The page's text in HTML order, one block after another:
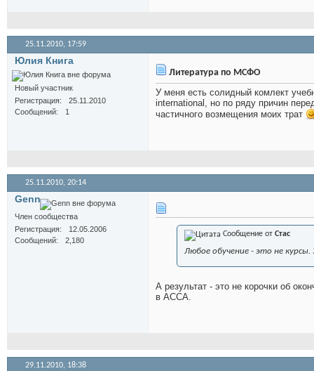
25.11.2010, 17:59
Юлия Книга
Новый участник
Регистрация
25.11.2010
Сообщений
1
Литература по МСФО
У меня есть солидный комлект
international, но по ряду причин
частичного возмещения моих трат
25.11.2010, 20:14
Genn
Член сообщества
Регистрация
12.05.2006
Сообщений
2,180
Сообщение от Стас
Любое обучение - это не
А результат - это не корочки об
в АССА.
29.11.2010, 18:38